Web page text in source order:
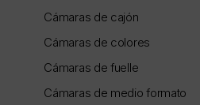
Cámaras de cajón
Cámaras de colores
Cámaras de fuelle
Cámaras de medio formato